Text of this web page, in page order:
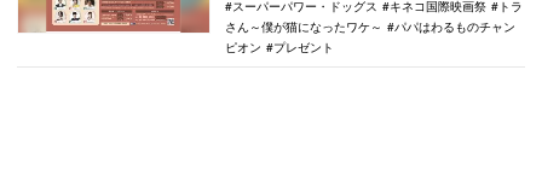
スーパーパワー・ドッグス
キネコ国際映画祭
トラ
さん～僕が猫になったワケ～
パパはわるものチャン
ピオン
プレゼント